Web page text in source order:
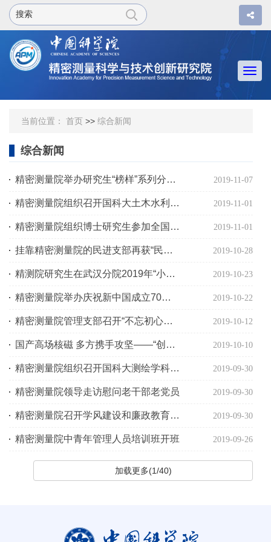
当前位置： 首页 >> 综合新闻
综合新闻
精密测量院举办研究生“榜样”系列分享会 2019-11-07
精密测量院组织召开国科大土木水利工程硕士专业学位培养方案制定工作启动及研讨会 2019-11-01
精密测量院组织博士研究生参加全国博士生论坛 2019-11-01
挂靠精密测量院的民进支部再获“民进全国先进基层组织”称号 2019-10-28
精测院研究生在武汉分院2019年“小洪山杯”乒乓球比赛中获得冠军、季军两个奖项 2019-10-23
精密测量院举办庆祝新中国成立70周年和中科院建院70周年作品展 2019-10-22
精密测量院管理支部召开“不忘初心、牢记使命”专题组织生活会 2019-10-12
国产高场核磁 多方携手攻坚——“创新100”走进武汉中科牛津波谱技术有限公司 2019-10-10
精密测量院组织召开国科大测绘学科课程教学研讨会 2019-09-30
精密测量院领导走访慰问老干部老党员 2019-09-30
精密测量院召开学风建设和廉政教育报告会 2019-09-30
精密测量院中青年管理人员培训班开班 2019-09-26
加载更多(1/40)